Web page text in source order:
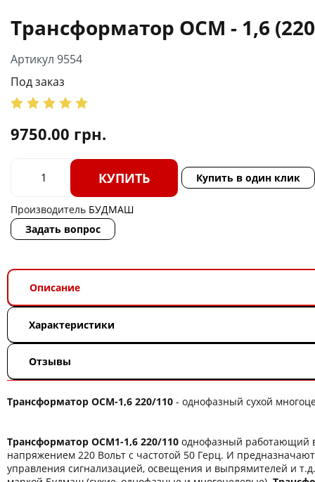
Трансформатор ОСМ - 1,6
Артикул 9554
Под заказ
9750.00 грн.
КУПИТЬ Купить в один клик
Производитель БУДМАШ
Задать вопрос
Описание
Характеристики
Отзывы
Трансформатор ОСМ-1,6 220/110 - однофазный сухой
Трансформатор ОСМ1-1,6 220/110 однофазный работающий
напряжением 220 Вольт с частотой 50 Герц. И
управления сигнализацией, освещения и выпрямителей и